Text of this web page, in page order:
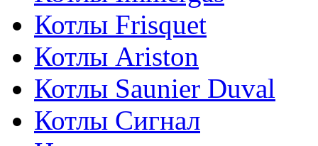
Котлы Frisquet
Котлы Ariston
Котлы Saunier Duval
Котлы Сигнал